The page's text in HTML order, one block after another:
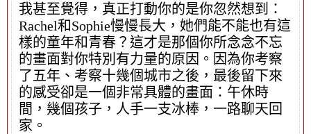
我甚至覺得，真正打動你的是你忽然想到：
Rachel和Sophie慢慢長大，她們能不能也有這
樣的童年和青春？這才是那個你所念念不忘
的畫面對你特別有力量的原因。因為你考察
了五年、考察十幾個城市之後，最後留下來
的感受卻是一個非常具體的畫面：午休時
間，幾個孩子，人手一支冰棒，一路聊天回
家。